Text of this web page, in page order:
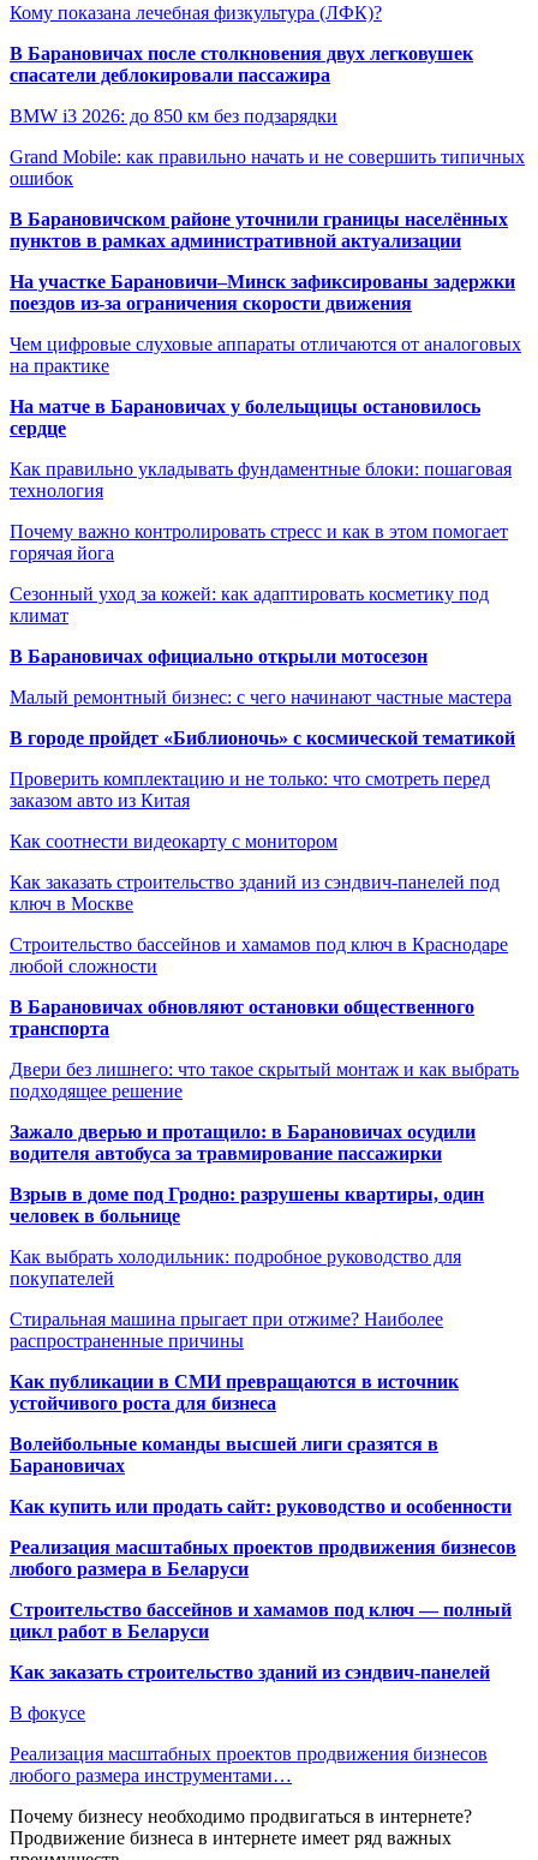
Кому показана лечебная физкультура (ЛФК)?
В Барановичах после столкновения двух легковушек
спасатели деблокировали пассажира
BMW i3 2026: до 850 км без подзарядки
Grand Mobile: как правильно начать и не совершить типичных
ошибок
В Барановичском районе уточнили границы населённых
пунктов в рамках административной актуализации
На участке Барановичи–Минск зафиксированы задержки
поездов из-за ограничения скорости движения
Чем цифровые слуховые аппараты отличаются от аналоговых
на практике
На матче в Барановичах у болельщицы остановилось
сердце
Как правильно укладывать фундаментные блоки: пошаговая
технология
Почему важно контролировать стресс и как в этом помогает
горячая йога
Сезонный уход за кожей: как адаптировать косметику под
климат
В Барановичах официально открыли мотосезон
Малый ремонтный бизнес: с чего начинают частные мастера
В городе пройдет «Библионочь» с космической тематикой
Проверить комплектацию и не только: что смотреть перед
заказом авто из Китая
Как соотнести видеокарту с монитором
Как заказать строительство зданий из сэндвич-панелей под
ключ в Москве
Строительство бассейнов и хамамов под ключ в Краснодаре
любой сложности
В Барановичах обновляют остановки общественного
транспорта
Двери без лишнего: что такое скрытый монтаж и как выбрать
подходящее решение
Зажало дверью и протащило: в Барановичах осудили
водителя автобуса за травмирование пассажирки
Взрыв в доме под Гродно: разрушены квартиры, один
человек в больнице
Как выбрать холодильник: подробное руководство для
покупателей
Стиральная машина прыгает при отжиме? Наиболее
распространенные причины
Как публикации в СМИ превращаются в источник
устойчивого роста для бизнеса
Волейбольные команды высшей лиги сразятся в
Барановичах
Как купить или продать сайт: руководство и особенности
Реализация масштабных проектов продвижения бизнесов
любого размера в Беларуси
Строительство бассейнов и хамамов под ключ — полный
цикл работ в Беларуси
Как заказать строительство зданий из сэндвич-панелей
В фокусе
Реализация масштабных проектов продвижения бизнесов
любого размера инструментами…
Почему бизнесу необходимо продвигаться в интернете?
Продвижение бизнеса в интернете имеет ряд важных